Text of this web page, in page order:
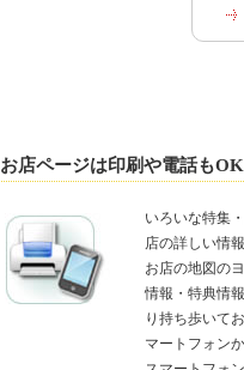
お店ページは印刷や電話も
いろいな特集
店の詳しい情
お店の地図の
情報・特典情
り持ち歩いて
マートフォン